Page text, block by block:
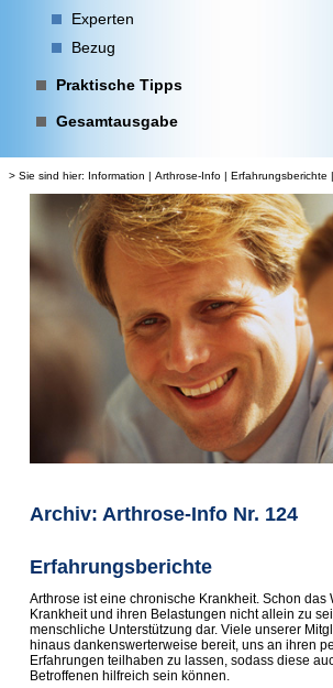
Experten
Bezug
Praktische Tipps
Gesamtausgabe
> Sie sind hier: Information | Arthrose-Info | Erfahrungsberichte |
Archiv: Arthrose-Info Nr. 124
Erfahrungsberichte
Arthrose ist eine chronische Krankheit. Schon das
Krankheit und ihren Belastungen nicht allein zu
menschliche Unterstützung dar. Viele unserer
hinaus dankenswerterweise bereit, uns an ihren
Erfahrungen teilhaben zu lassen, sodass diese
Betroffenen hilfreich sein können.